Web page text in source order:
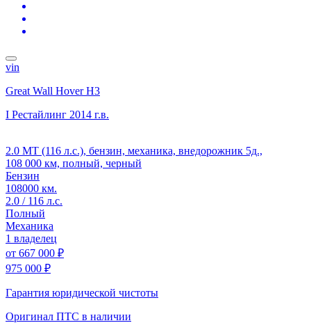
vin
Great Wall Hover H3
I Рестайлинг 2014 г.в.
2.0 MT (116 л.с.), бензин, механика, внедорожник 5д.,
108 000 км, полный, черный
Бензин
108000 км.
2.0 / 116 л.с.
Полный
Механика
1 владелец
от 667 000 ₽
975 000 ₽
Гарантия юридической чистоты
Оригинал ПТС в наличии